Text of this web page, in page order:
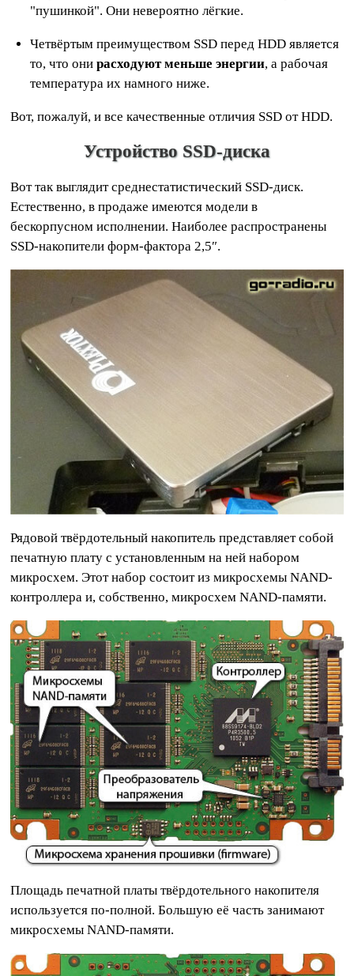
"пушинкой". Они невероятно лёгкие.
Четвёртым преимуществом SSD перед HDD является
то, что онирасходуют меньше энергии, а рабочая
температура их намного ниже.
Вот, пожалуй, и все качественные отличия SSD от HDD.
Устройство SSD-диска
Вот так выглядит среднестатистический SSD-диск.
Естественно, в продаже имеются модели в
бескорпусном исполнении. Наиболее распространены
SSD-накопители форм-фактора 2,5″.
Рядовой твёрдотельный накопитель представляет собой
печатную плату с установленным на ней набором
микросхем. Этот набор состоит из микросхемы NAND-
контроллера и, собственно, микросхем NAND-памяти.
Площадь печатной платы твёрдотельного накопителя
используется по-полной. Большую её часть занимают
микросхемы NAND-памяти.